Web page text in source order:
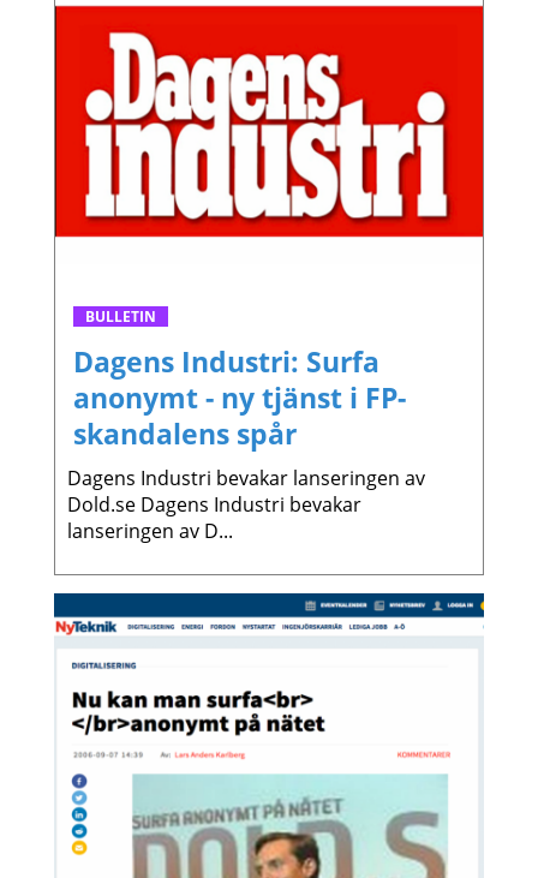
BULLETIN
Dagens Industri: Surfa
anonymt - ny tjänst i FP-
skandalens spår
Dagens Industri bevakar lanseringen av
Dold.se Dagens Industri bevakar
lanseringen av D...